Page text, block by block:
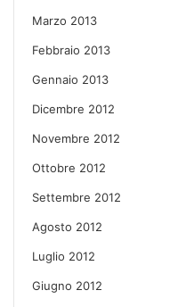
Marzo 2013
Febbraio 2013
Gennaio 2013
Dicembre 2012
Novembre 2012
Ottobre 2012
Settembre 2012
Agosto 2012
Luglio 2012
Giugno 2012